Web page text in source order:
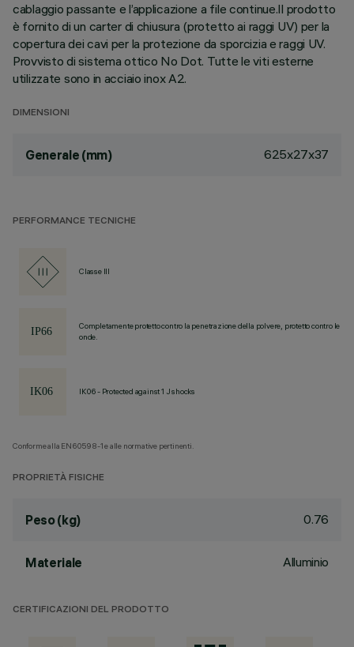
cablaggio passante e l’applicazione a file continue.Il prodotto
è fornito di un carter di chiusura (protetto ai raggi UV) per la
copertura dei cavi per la protezione da sporcizia e raggi UV.
Provvisto di sistema ottico No Dot. Tutte le viti esterne
utilizzate sono in acciaio inox A2.
DIMENSIONI
Generale (mm) 625x27x37
PERFORMANCE TECNICHE
Classe III
Completamente protetto contro la penetrazione della polvere, protetto contro le
onde.
IK06 - Protected against 1 J shocks
Conforme alla EN60598-1 e alle normative pertinenti.
PROPRIETÀ FISICHE
Peso (kg) 0.76
Materiale Alluminio
CERTIFICAZIONI DEL PRODOTTO